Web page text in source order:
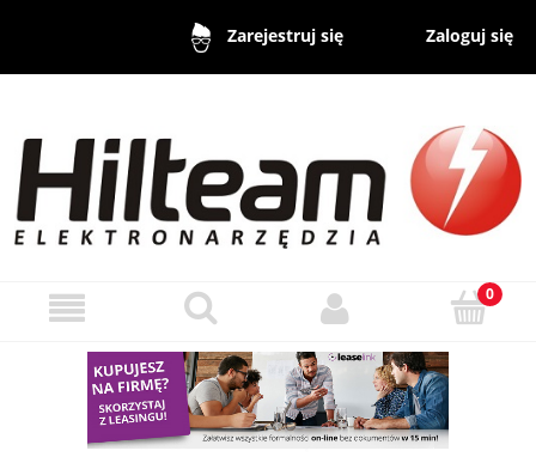
Zarejestruj się Zaloguj się